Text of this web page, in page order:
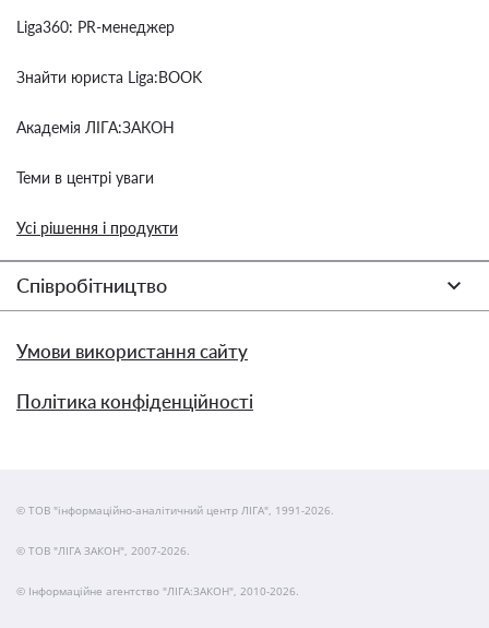
Liga360: PR-менеджер
Знайти юриста Liga:BOOK
Академія ЛІГА:ЗАКОН
Теми в центрі уваги
Усі рішення і продукти
Співробітництво
Умови використання сайту
Політика конфіденційності
© ТОВ "інформаційно-аналітичний центр ЛІГА", 1991-2026.
© ТОВ "ЛІГА ЗАКОН", 2007-2026.
© Інформаційне агентство "ЛІГА:ЗАКОН", 2010-2026.